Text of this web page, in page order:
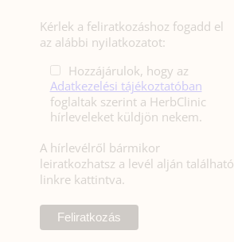
Kérlek a feliratkozáshoz fogadd el
az alábbi nyilatkozatot:
Hozzájárulok, hogy az
Adatkezelési tájékoztatóban
foglaltak szerint a HerbClinic
hírleveleket küldjön nekem.
A hírlevélről bármikor
leiratkozhatsz a levél alján található
linkre kattintva.